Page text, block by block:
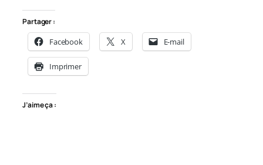
Partager :
Facebook X E-mail
Imprimer
J’aime ça :